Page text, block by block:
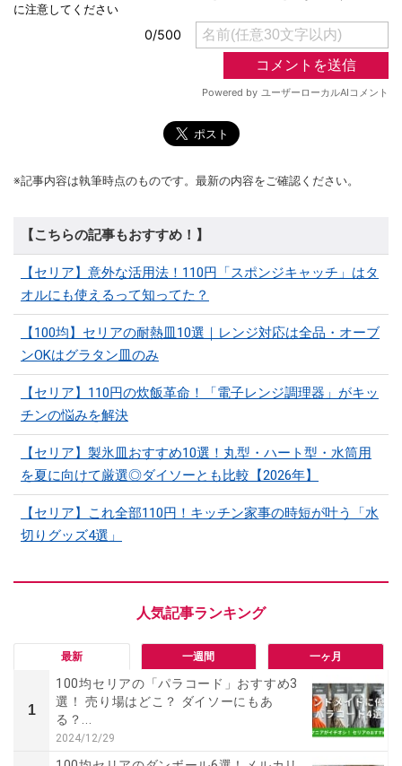
※記事内容は執筆時点のものです。最新の内容をご確認ください。
【こちらの記事もおすすめ！】
【セリア】意外な活用法！110円「スポンジキャッチ」はタ
オルにも使えるって知ってた？
【100均】セリアの耐熱皿10選｜レンジ対応は全品・オーブ
ンOKはグラタン皿のみ
【セリア】110円の炊飯革命！「電子レンジ調理器」がキッ
チンの悩みを解決
【セリア】製氷皿おすすめ10選！丸型・ハート型・水筒用
を夏に向けて厳選◎ダイソーとも比較【2026年】
【セリア】これ全部110円！キッチン家事の時短が叶う「水
切りグッズ4選」
最新 一週間 一ヶ月
1
100均セリアの「パラコード」おすすめ3
選！ 売り場はどこ？ ダイソーにもあ
る？...
2024/12/29